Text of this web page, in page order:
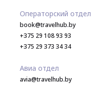
Операторский отдел
book@travelhub.by
+375 29 108 93 93
+375 29 373 34 34
Авиа отдел
avia@travelhub.by